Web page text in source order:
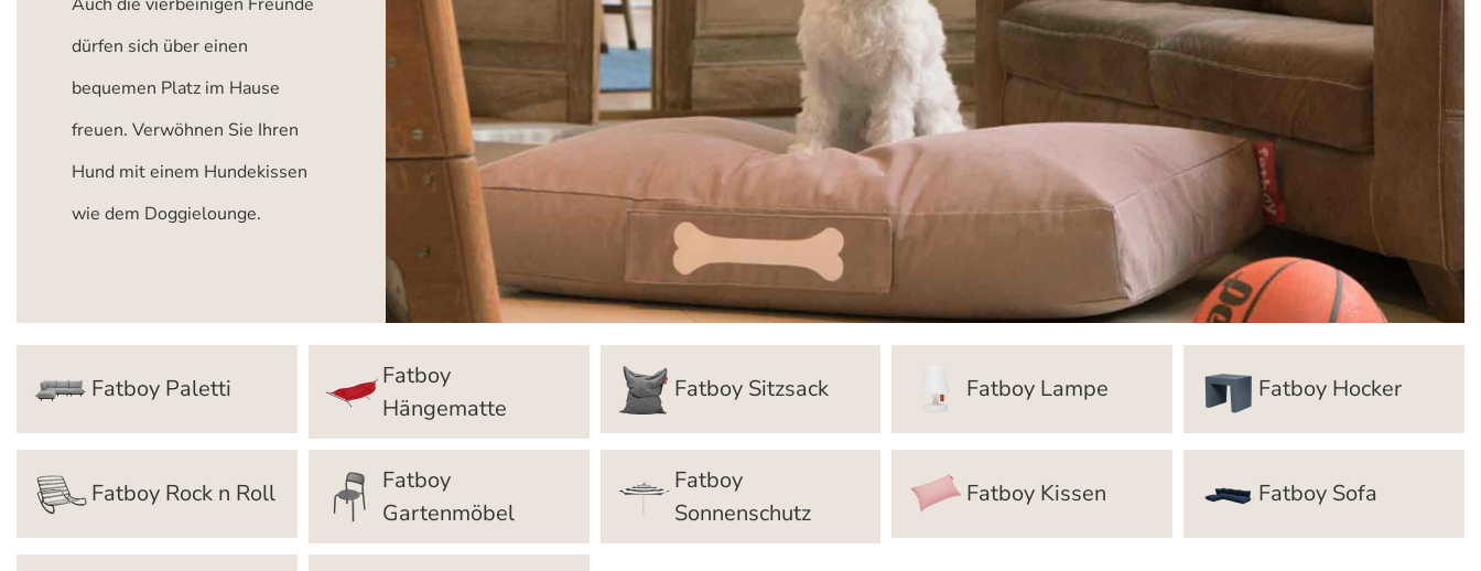
dürfen sich über einen
bequemen Platz im Hause
freuen. Verwöhnen Sie Ihren
Hund mit einem Hundekissen
wie dem Doggielounge.
Fatboy Paletti
Fatboy
Hängematte
Fatboy Sitzsack Fatboy Lampe Fatboy Hocker
Fatboy Rock n Roll
Fatboy
Gartenmöbel
Fatboy
Sonnenschutz
Fatboy Kissen Fatboy Sofa